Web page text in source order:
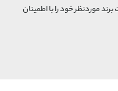
مورد‌نظر خود را با اطمینان